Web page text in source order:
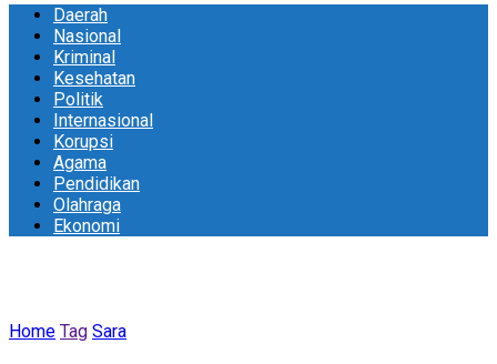
Daerah
Nasional
Kriminal
Kesehatan
Politik
Internasional
Korupsi
Agama
Pendidikan
Olahraga
Ekonomi
Home Tag Sara